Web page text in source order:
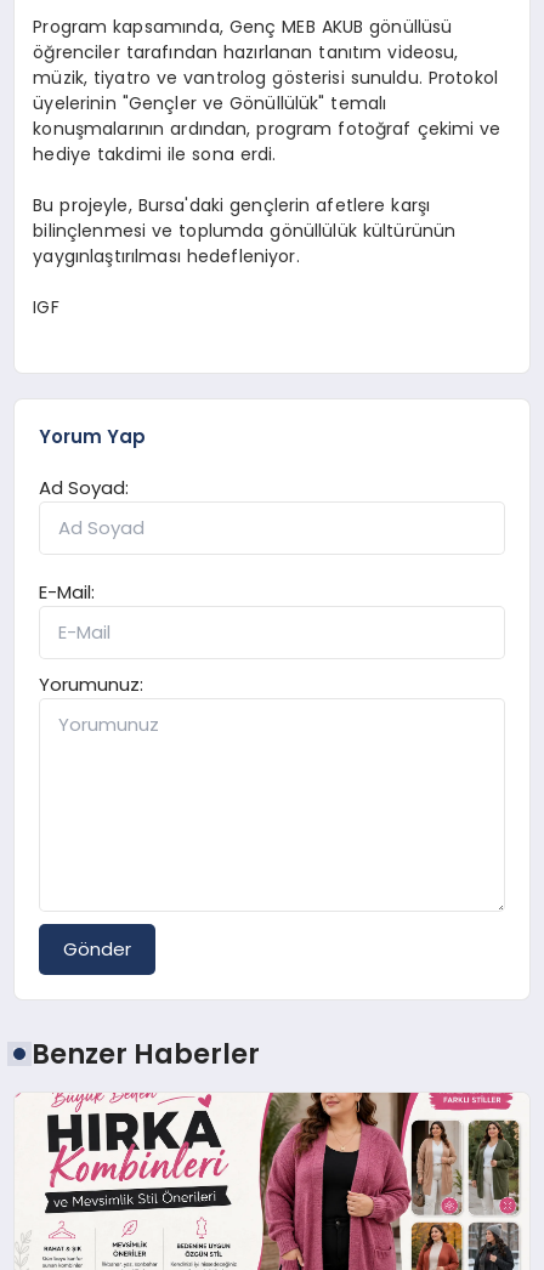
Program kapsamında, Genç MEB AKUB gönüllüsü
öğrenciler tarafından hazırlanan tanıtım videosu,
müzik, tiyatro ve vantrolog gösterisi sunuldu. Protokol
üyelerinin "Gençler ve Gönüllülük" temalı
konuşmalarının ardından, program fotoğraf çekimi ve
hediye takdimi ile sona erdi.
Bu projeyle, Bursa'daki gençlerin afetlere karşı
bilinçlenmesi ve toplumda gönüllülük kültürünün
yaygınlaştırılması hedefleniyor.
IGF
Yorum Yap
Ad Soyad:
E-Mail:
Yorumunuz:
Gönder
Benzer Haberler